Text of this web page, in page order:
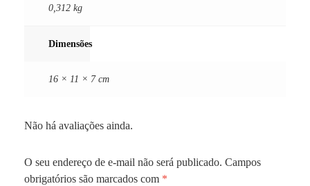
0,312 kg
Dimensões
16 × 11 × 7 cm
Não há avaliações ainda.
O seu endereço de e-mail não será publicado. Campos
obrigatórios são marcados com *